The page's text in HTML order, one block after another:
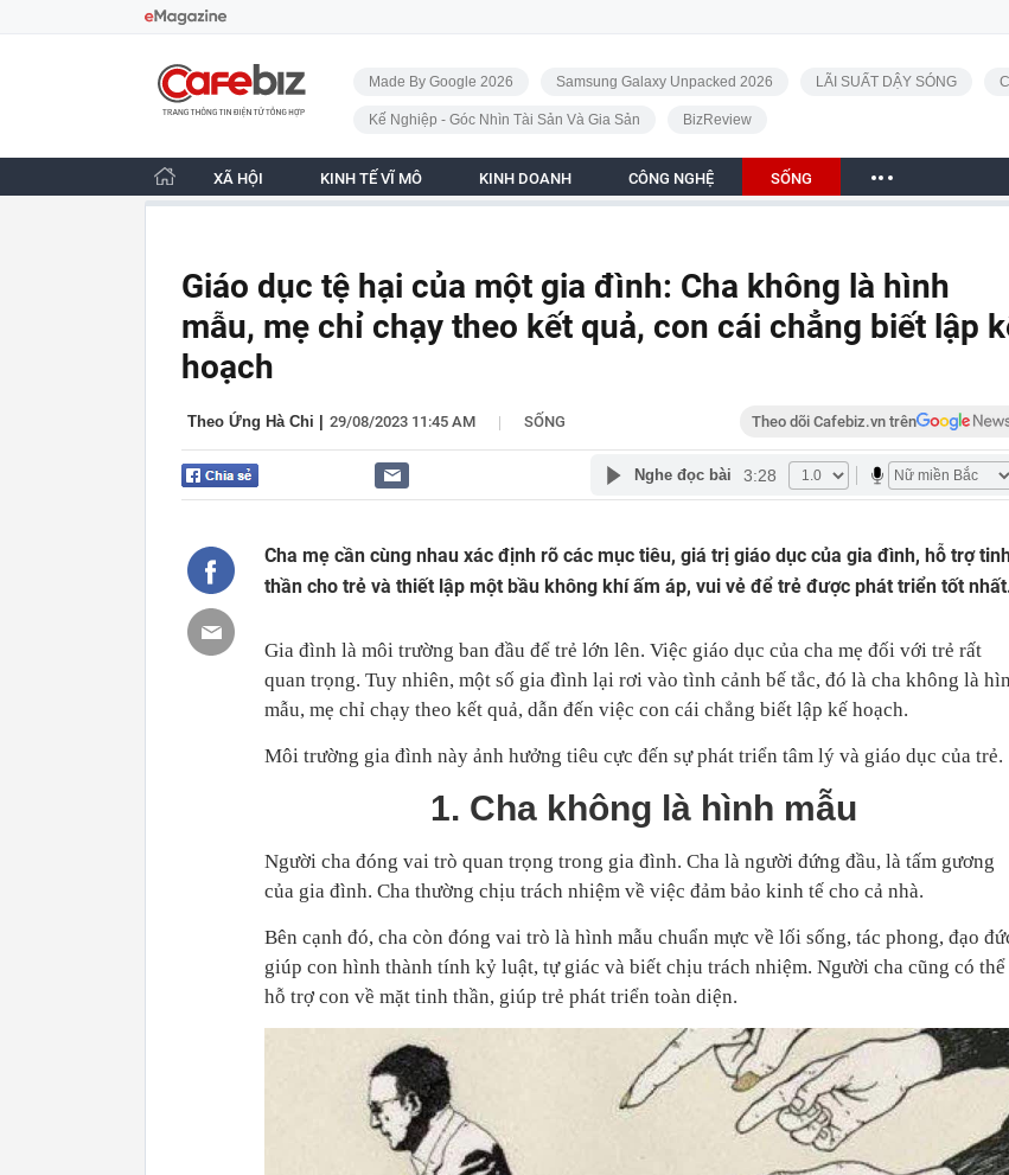
CafeBiz - Trang chủ
Made By Google 2026 Samsung Galaxy Unpacked 2026 LÃI SUẤT DẬY SÓNG
Kế Nghiệp - Góc Nhìn Tài Sản Và Gia Sản BizReview
XÃ HỘI KINH TẾ VĨ MÔ KINH DOANH CÔNG NGHỆ SỐNG
Giáo dục tệ hại của một gia đình: Cha không là hình
mẫu, mẹ chỉ chạy theo kết quả, con cái chẳng biết lập
hoạch
Theo Ứng Hà Chi 29/08/2023 11:45 AM | SỐNG Theo dõi Cafebiz.vn trên
Nghe đọc bài 3:28
Cha mẹ cần cùng nhau xác định rõ các mục tiêu, giá trị giáo dục của gia đình, hỗ trợ
thần cho trẻ và thiết lập một bầu không khí ấm áp, vui vẻ để trẻ được phát triển tốt
Gia đình là môi trường ban đầu để trẻ lớn lên. Việc giáo dục của cha mẹ đối với trẻ rất
quan trọng. Tuy nhiên, một số gia đình lại rơi vào tình cảnh bế tắc, đó là cha không là
mẫu, mẹ chỉ chạy theo kết quả, dẫn đến việc con cái chẳng biết lập kế hoạch.
Môi trường gia đình này ảnh hưởng tiêu cực đến sự phát triển tâm lý và giáo dục của trẻ.
1. Cha không là hình mẫu
Người cha đóng vai trò quan trọng trong gia đình. Cha là người đứng đầu, là tấm gương
của gia đình. Cha thường chịu trách nhiệm về việc đảm bảo kinh tế cho cả nhà.
Bên cạnh đó, cha còn đóng vai trò là hình mẫu chuẩn mực về lối sống, tác phong, đạo
giúp con hình thành tính kỷ luật, tự giác và biết chịu trách nhiệm. Người cha cũng có thể
hỗ trợ con về mặt tinh thần, giúp trẻ phát triển toàn diện.